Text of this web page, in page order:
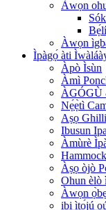
Àwọn
Àwọn
Ìpàgọ́ àti
Àpò Ìsùn
Àmì
ÀGÓGÙ
Nẹ́ẹ̀tì
Aṣọ
Ibusun
Àmùrè
Hammock
Àṣọ òjò
Ohun èlò
Àwọn
ibi ìtọ́jú